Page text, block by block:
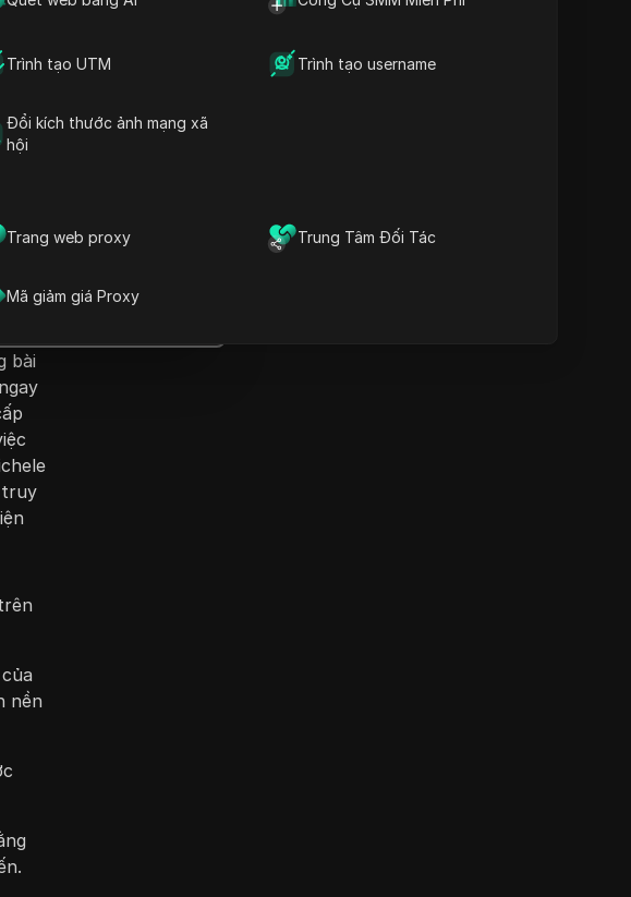
Trình tạo UTM Trình tạo username
Đổi kích thước ảnh mạng xã
hội
Trang web proxy Trung Tâm Đối Tác
Mã giảm giá Proxy
trong ChatGPT
hỏi về trang này
trong Claude
hỏi về trang này
thời
bài
truy
nền
Thông tin quan trọng
Từ khóa nội dung
Các câu hỏi và trả lời liên
Thêm gợi ý video
quản lý nhiều tài khoản một
cách an toàn và tránh bị cấm